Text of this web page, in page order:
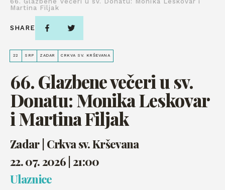
22 SRP ZADAR CRKVA SV. KRŠEVANA
66. Glazbene večeri u sv.
Donatu: Monika Leskovar
i Martina Filjak
Zadar | Crkva sv. Krševana
22. 07. 2026 | 21:00
Ulaznice
Martina Filjak
SHARE